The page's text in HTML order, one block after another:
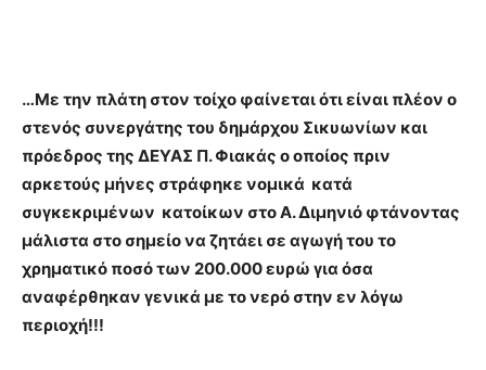
…Με την πλάτη στον τοίχο φαίνεται ότι είναι πλέον ο
στενός συνεργάτης του δημάρχου Σικυωνίων και
πρόεδρος της ΔΕΥΑΣ Π. Φιακάς ο οποίος πριν
αρκετούς μήνες στράφηκε νομικά κατά
συγκεκριμένων κατοίκων στο Α. Διμηνιό φτάνοντας
μάλιστα στο σημείο να ζητάει σε αγωγή του το
χρηματικό ποσό των 200.000 ευρώ για όσα
αναφέρθηκαν γενικά με το νερό στην εν λόγω
περιοχή!!!